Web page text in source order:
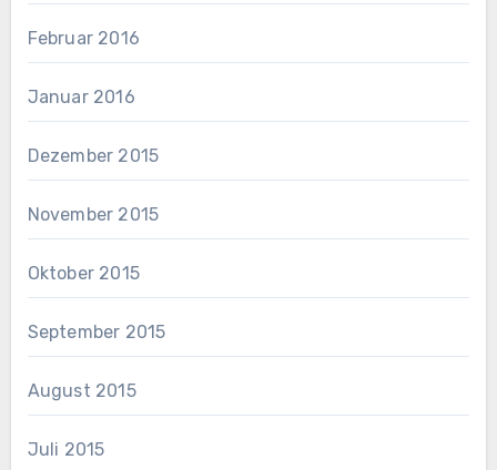
Februar 2016
Januar 2016
Dezember 2015
November 2015
Oktober 2015
September 2015
August 2015
Juli 2015